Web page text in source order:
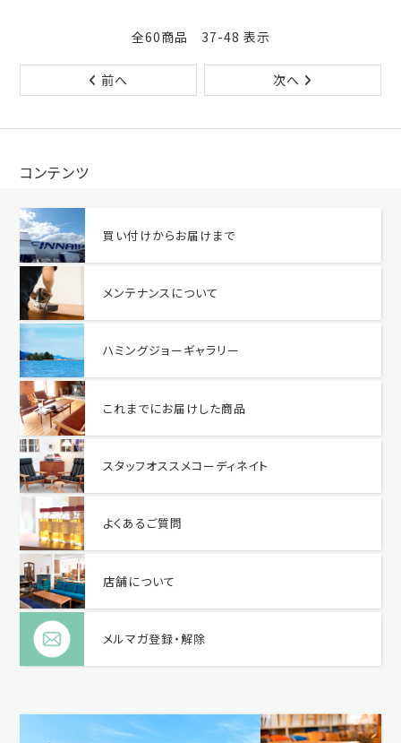
全60商品 37-48 表示
前へ 次へ
コンテンツ
買い付けからお届けまで
メンテナンスについて
ハミングジョーギャラリー
これまでにお届けした商品
スタッフオススメコーディネイト
よくあるご質問
店舗について
メルマガ登録・解除